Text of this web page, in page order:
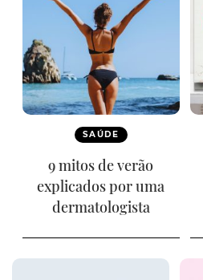
SAÚDE
9 mitos de verão
explicados por uma
dermatologista